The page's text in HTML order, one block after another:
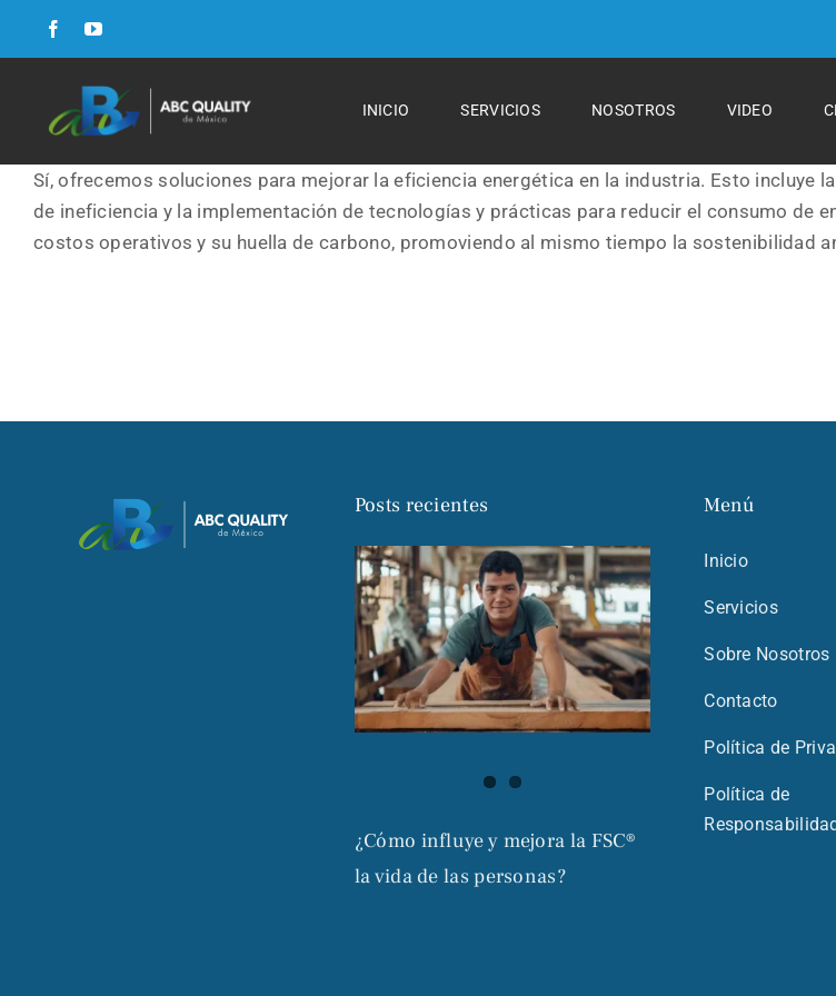
Formulario FSC
Formulario para Cursos
Formulario para Auditorias
INICIO SERVICIOS NOSOTROS VIDEO
Sí, ofrecemos soluciones para mejorar la eficiencia energética en la industria. Esto incluye
de ineficiencia y la implementación de tecnologías y prácticas para reducir el consumo de
costos operativos y su huella de carbono, promoviendo al mismo tiempo la sostenibilidad
Posts recientes
¿Cómo influye y mejora la FSC®
la vida de las personas?
Menú
Inicio
Servicios
Sobre Nosotros
Contacto
Política de
Política de